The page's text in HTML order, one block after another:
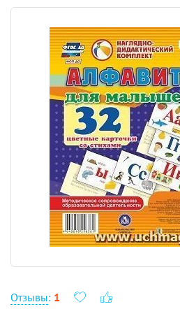
Отзывы: 1